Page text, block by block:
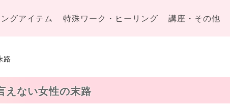
グアイテム 特殊ワーク・ヒーリング 講座・その他
路
えない女性の末路